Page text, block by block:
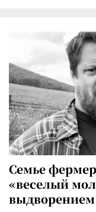
Семье
«веселый
выдворением